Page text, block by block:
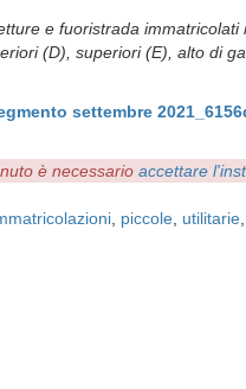
e fuoristrada
(D), superiori (E), alto di
settembre
è necessario accettare
piccole utilitarie